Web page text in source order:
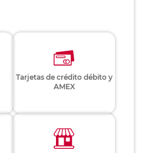
Tarjetas de crédito débito y
AMEX